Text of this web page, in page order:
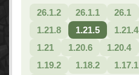
26.1.2
26.1.1 26.1
1.21.8
1.21.5 1.21.4
1.21
1.20.6 1.20.4
1.19.2
1.18.2 1.17.1